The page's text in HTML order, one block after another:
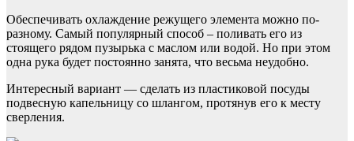
Обеспечивать охлаждение режущего элемента можно по-
разному. Самый популярный способ – поливать его из
стоящего рядом пузырька с маслом или водой. Но при этом
одна рука будет постоянно занята, что весьма неудобно.
Интересный вариант — сделать из пластиковой посуды
подвесную капельницу со шлангом, протянув его к месту
сверления.